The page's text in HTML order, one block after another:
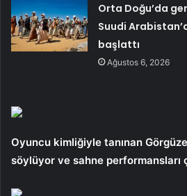
Orta Doğu’da
Suudi
başlattı
Ağustos 6, 2026
Oyuncu kimliğiyle tanınan
söylüyor ve sahne performansları